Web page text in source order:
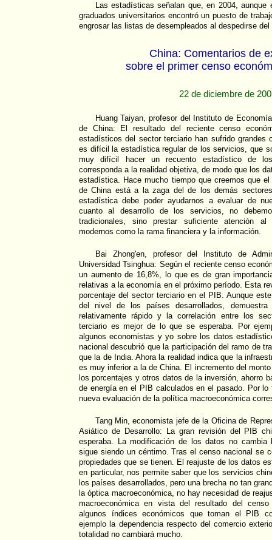
Las estadísticas señalan que, en 2004,
graduados universitarios encontró un puesto de
engrosar las listas de desempleados al despedirse
China: Comentarios de
sobre el primer censo
22 de diciembre de
Huang Taiyan, profesor del Instituto de
de China: El resultado del reciente censo
estadísticos del sector terciario han sufrido grandes
es difícil la estadística regular de los servicios, que
muy difícil hacer un recuento estadístico de
corresponda a la realidad objetiva, de modo que los
estadística. Hace mucho tiempo que creemos que
de China está a la zaga del de los demás
estadística debe poder ayudarnos a evaluar de
cuanto al desarrollo de los servicios, no
tradicionales, sino prestar suficiente atención
modernos como la rama financiera y la información.
Bai Zhong'en, profesor del Instituto de
Universidad Tsinghua: Según el reciente censo
un aumento de 16,8%, lo que es de gran
relativas a la economía en el próximo período. Esta
porcentaje del sector terciario en el PIB. Aunque
del nivel de los países desarrollados,
relativamente rápido y la correlación entre los
terciario es mejor de lo que se esperaba. Por
algunos economistas y yo sobre los datos
nacional descubrió que la participación del ramo de
que la de India. Ahora la realidad indica que la
es muy inferior a la de China. El incremento del
los porcentajes y otros datos de la inversión, ahorro
de energía en el PIB calculados en el pasado. Por
nueva evaluación de la política macroeconómica
Tang Min, economista jefe de la Oficina de
Asiático de Desarrollo: La gran revisión del PIB
esperaba. La modificación de los datos no cambia
sigue siendo un céntimo. Tras el censo nacional se
propiedades que se tienen. El reajuste de los datos
en particular, nos permite saber que los servicios
los países desarrollados, pero una brecha no tan
la óptica macroeconómica, no hay necesidad de
macroeconómica en vista del resultado del
algunos índices económicos que toman el PIB
ejemplo la dependencia respecto del comercio
totalidad no cambiará mucho.